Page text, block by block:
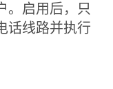
。启用后，只
话线路并执行